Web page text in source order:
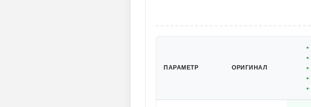
ПАРАМЕТР ОРИГИНАЛ